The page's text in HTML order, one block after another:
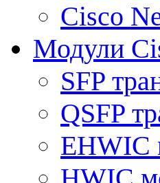
Cisco
Модули
SFP
QSFP
EHWIC